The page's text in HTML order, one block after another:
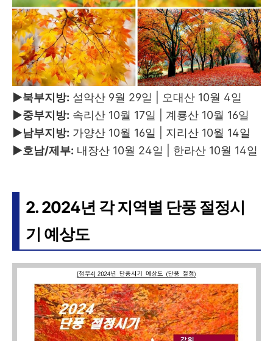
▶북부지방: 설악산 9월 29일 | 오대산 10월 4일
▶중부지방: 속리산 10월 17일 | 계룡산 10월 16일
▶남부지방: 가양산 10월 16일 | 지리산 10월 14일
▶호남/제부: 내장산 10월 24일 | 한라산 10월 14일
2. 2024년 각 지역별 단풍 절정시
기 예상도